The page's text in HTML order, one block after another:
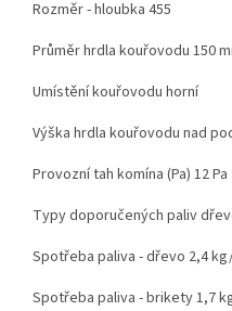
Rozměr - hloubka 455
Průměr hrdla kouřovodu 150
Umístění kouřovodu horní
Výška hrdla kouřovodu nad
Provozní tah komína (Pa) 12 Pa
Typy doporučených paliv
Spotřeba paliva - dřevo 2,4
Spotřeba paliva - brikety 1,7